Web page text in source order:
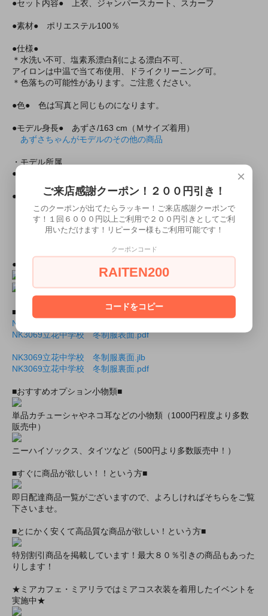
●セット内容● 上衣、ジャンパースカート、スカーフ
●素材● ポリエステル100％
●仕様●
＊水洗い不可、塩素系漂白剤による漂白不可、
アイロンは中温で当て布使用、ドライクリーニング可。
＊色落ちの可能性があります。ご注意ください。
●色● 色は写真と同じものになります。
●モデル身長● あずさ/163 cm（Ｍサイズ着用）
あずさちゃんがモデルのその他の商品
・モデル所属
●所属
ミアリラ＆フォト東京店
●ミアコスの所属モデルと上記の店舗で会えちゃいます！
・出勤情報（モデルさんが出勤していれば会えるかも！？）
ミアカフェ・ミアリラ＆フォト東京店共通
●上記モデルの撮影随時受付中！
■商品封入用画像■
NK3069立花中学校 冬制服表面.jlb
NK3069立花中学校 冬制服表面.pdf
NK3069立花中学校 冬制服裏面.jlb
NK3069立花中学校 冬制服裏面.pdf
■おすすめオプション小物類■
単品カチューシャやネコ耳などの小物類（1000円程度より多数
販売中）
ニーハイソックス、タイツなど（500円より多数販売中！）
■すぐに商品が欲しい！！という方■
即日配達商品一覧がございますので、よろしければそちらをご覧
下さいませ。
■とにかく安くて高品質な商品が欲しい！という方■
特別割引商品を掲載しています！最大８０％引きの商品もあった
りします！
★ミアカフェ・ミアリラではミアコス衣装を着用したイベントを
実施中★
×
ご来店感謝クーポン！２００円引き！
このクーポンが出てたらラッキー！ご来店感謝クーポンで
す！１回６０００円以上ご利用で２００円引きとしてご利
用いただけます！リピーター様もご利用可能です！
クーポンコード
RAITEN200
コードをコピー